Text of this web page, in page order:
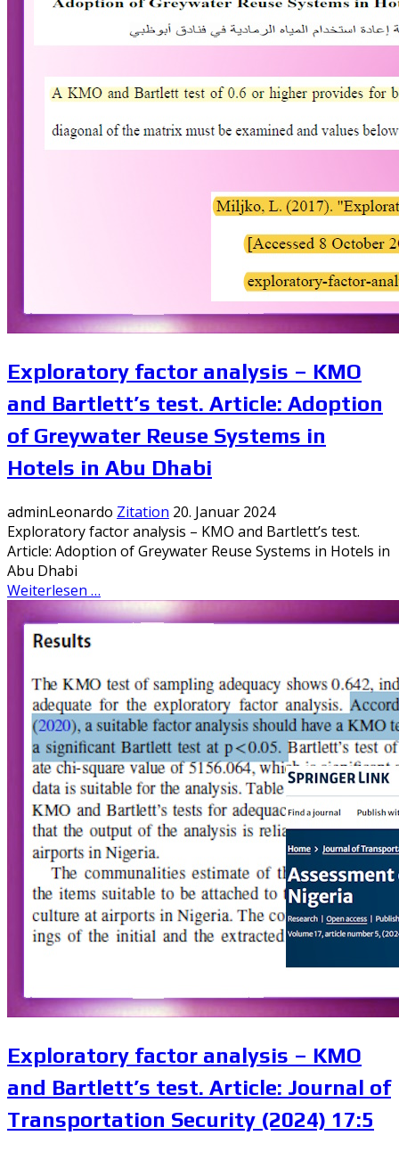
Exploratory factor analysis – KMO
and Bartlett’s test. Article: Adoption
of Greywater Reuse Systems in
Hotels in Abu Dhabi
adminLeonardo Zitation 20. Januar 2024
Exploratory factor analysis – KMO and Bartlett’s test.
Article: Adoption of Greywater Reuse Systems in Hotels in
Abu Dhabi
Weiterlesen …
Exploratory factor analysis – KMO
and Bartlett’s test. Article: Journal of
Transportation Security (2024) 17:5